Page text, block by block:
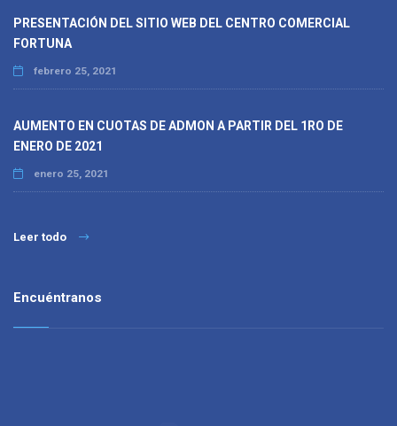
PRESENTACIÓN DEL SITIO WEB DEL CENTRO COMERCIAL
FORTUNA
febrero 25, 2021
AUMENTO EN CUOTAS DE ADMON A PARTIR DEL 1RO DE
ENERO DE 2021
enero 25, 2021
Leer todo
Encuéntranos